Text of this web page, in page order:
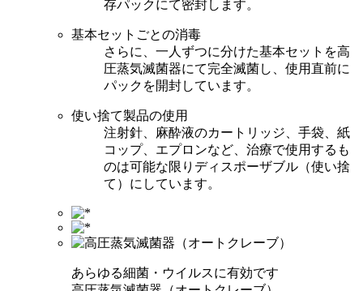
存パックにて密封します。
基本セットごとの消毒
さらに、一人ずつに分けた基本セットを高
圧蒸気滅菌器にて完全滅菌し、使用直前に
パックを開封しています。
使い捨て製品の使用
注射針、麻酔液のカートリッジ、手袋、紙
コップ、エプロンなど、治療で使用するも
のは可能な限りディスポーザブル（使い捨
て）にしています。
あらゆる細菌・ウイルスに有効です